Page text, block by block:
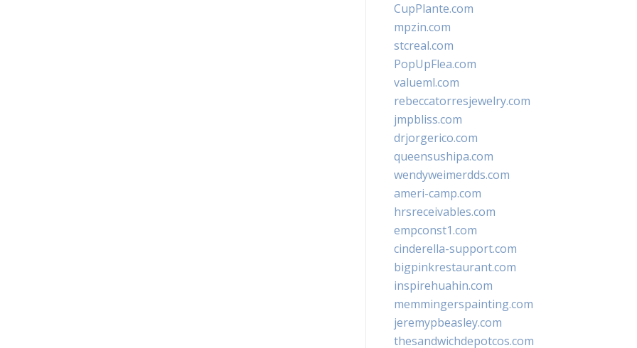
CupPlante.com
mpzin.com
stcreal.com
PopUpFlea.com
valueml.com
rebeccatorresjewelry.com
jmpbliss.com
drjorgerico.com
queensushipa.com
wendyweimerdds.com
ameri-camp.com
hrsreceivables.com
empconst1.com
cinderella-support.com
bigpinkrestaurant.com
inspirehuahin.com
memmingerspainting.com
jeremypbeasley.com
thesandwichdepotcos.com